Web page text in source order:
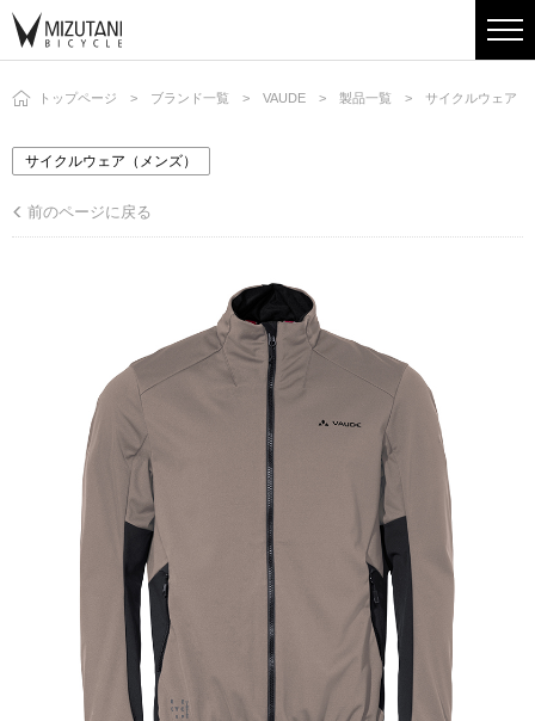
トップページ ブランド一覧 VAUDE 製品一覧 サイクルウェア（
サイクルウェア（メンズ）
前のページに戻る